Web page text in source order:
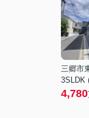
三郷市
3SLDK
4,780